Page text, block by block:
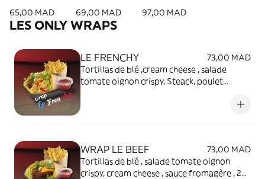
65,00 MAD 69,00 MAD 97,00 MAD
LES ONLY WRAPS
LE FRENCHY
73,00 MAD
Tortillas de blé ,cream cheese , salade
tomate oignon crispy, Steack, poulet
WRAP LE BEEF
73,00 MAD
Tortillas de blé , salade tomate oignon
crispy, cream cheese , sauce fromagère , 2